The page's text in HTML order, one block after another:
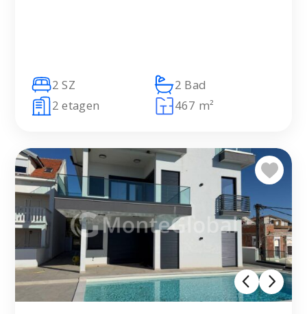
2 SZ
2 Bad
2 etagen
467 m²